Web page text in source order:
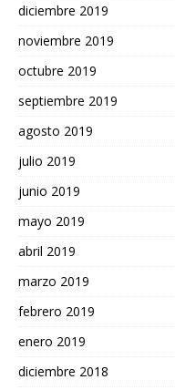
diciembre 2019
noviembre 2019
octubre 2019
septiembre 2019
agosto 2019
julio 2019
junio 2019
mayo 2019
abril 2019
marzo 2019
febrero 2019
enero 2019
diciembre 2018